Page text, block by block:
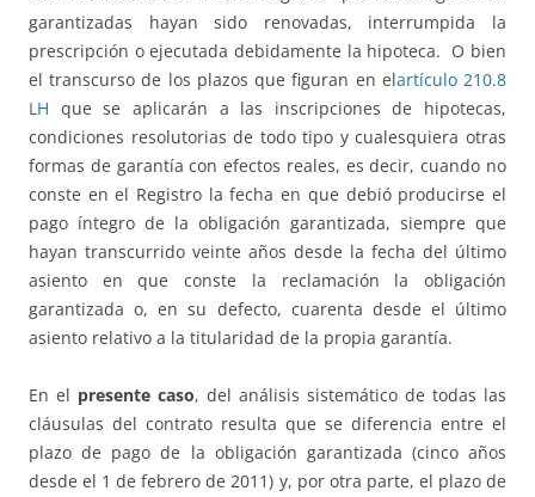
garantizadas hayan sido renovadas, interrumpida la
prescripción o ejecutada debidamente la hipoteca. O bien
el transcurso de los plazos que figuran en elartículo 210.8
LH que se aplicarán a las inscripciones de hipotecas,
condiciones resolutorias de todo tipo y cualesquiera otras
formas de garantía con efectos reales, es decir, cuando no
conste en el Registro la fecha en que debió producirse el
pago íntegro de la obligación garantizada, siempre que
hayan transcurrido veinte años desde la fecha del último
asiento en que conste la reclamación la obligación
garantizada o, en su defecto, cuarenta desde el último
asiento relativo a la titularidad de la propia garantía.
En el presente caso, del análisis sistemático de todas las
cláusulas del contrato resulta que se diferencia entre el
plazo de pago de la obligación garantizada (cinco años
desde el 1 de febrero de 2011) y, por otra parte, el plazo de